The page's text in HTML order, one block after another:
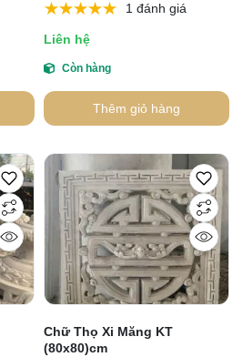
1 đánh giá
Liên hệ
Còn hàng
Thêm giỏ hàng
Chữ Thọ Xi Măng KT
(80x80)cm